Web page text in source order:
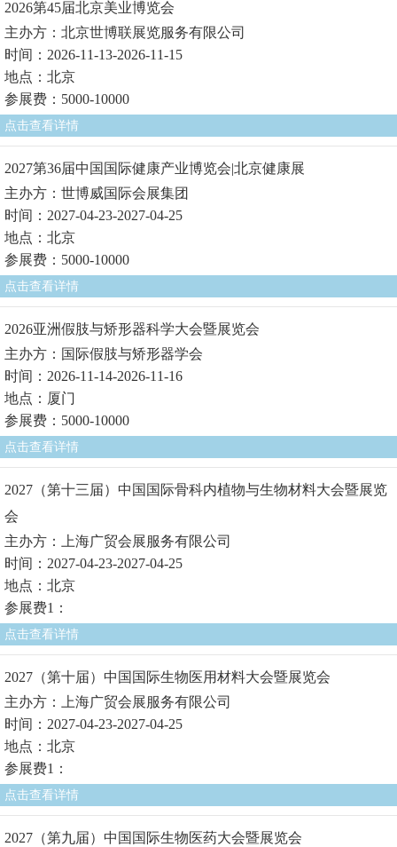
2026第45届北京美业博览会
主办方：北京世博联展览服务有限公司
时间：2026-11-13-2026-11-15
地点：北京
参展费：5000-10000
点击查看详情
2027第36届中国国际健康产业博览会|北京健康展
主办方：世博威国际会展集团
时间：2027-04-23-2027-04-25
地点：北京
参展费：5000-10000
点击查看详情
2026亚洲假肢与矫形器科学大会暨展览会
主办方：国际假肢与矫形器学会
时间：2026-11-14-2026-11-16
地点：厦门
参展费：5000-10000
点击查看详情
2027（第十三届）中国国际骨科内植物与生物材料大会暨展览
会
主办方：上海广贸会展服务有限公司
时间：2027-04-23-2027-04-25
地点：北京
参展费1：
点击查看详情
2027（第十届）中国国际生物医用材料大会暨展览会
主办方：上海广贸会展服务有限公司
时间：2027-04-23-2027-04-25
地点：北京
参展费1：
点击查看详情
2027（第九届）中国国际生物医药大会暨展览会